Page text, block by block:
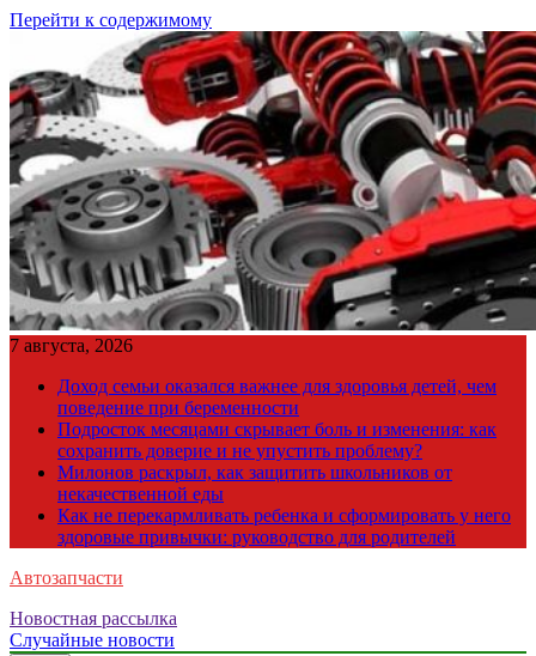
Перейти к содержимому
7 августа, 2026
Доход семьи оказался важнее для здоровья детей, чем
поведение при беременности
Подросток месяцами скрывает боль и изменения: как
сохранить доверие и не упустить проблему?
Милонов раскрыл, как защитить школьников от
некачественной еды
Как не перекармливать ребенка и сформировать у него
здоровые привычки: руководство для родителей
Автозапчасти
Новостная рассылка
Случайные новости